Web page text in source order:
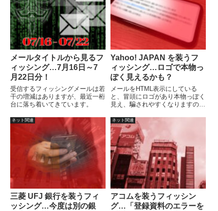
メールタイトルから見るフ
ィッシング…7月16日～7
月22日分！
受信するフィッシングメールは若
干の増減はありますが、最近一桁
台に落ち着いてきています。
Yahoo! JAPAN を装うフ
ィッシング…ロゴで本物っ
ぽく見えるかも？
メールをHTML表示にしている
と、冒頭にロゴがあり本物っぽく
見え、騙されやすくなりますので
ネット関連
三菱 UFJ 銀行を装うフィ
ッシング…今度は別の銀
ネット関連
アコムを装うフィッシン
グ…「登録資料のエラーを